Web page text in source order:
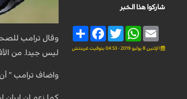
شاركوا هذا الخبر
Share
FacebookTwitter
WhatsAppEmail
الإثنين 8 يوليو 2019 - 04:53 بتوقيت غرينتش
وقال ترامب
ليس جيدا. من
واضاف ترامب " أن